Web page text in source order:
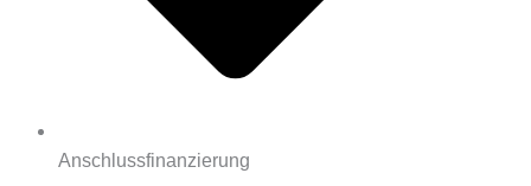
Anschlussfinanzierung